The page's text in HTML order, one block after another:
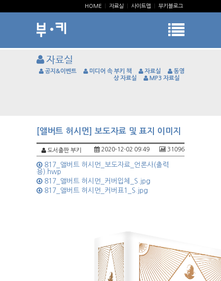
HOME 자료실 사이트맵 부키블로그
자료실
공지&이벤트 미디어 속 부키 책 자료실
동영
상 자료실
MP3 자료실
[앨버트 허시먼] 보도자료 및 표지 이미지
도서출판 부키 31096
2020-12-02 09:49
817_앨버트 허시먼_보도자료_언론사(출력
용).hwp
817_앨버트 허시먼_커버입체_S.jpg
817_앨버트 허시먼_커버표1_S.jpg